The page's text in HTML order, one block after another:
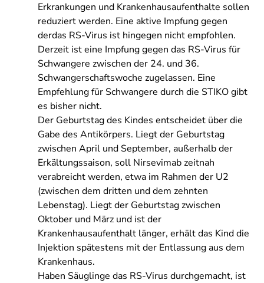
Erkrankungen und Krankenhausaufenthalte sollen
reduziert werden. Eine aktive Impfung gegen
derdas RS-Virus ist hingegen nicht empfohlen.
Derzeit ist eine Impfung gegen das RS-Virus für
Schwangere zwischen der 24. und 36.
Schwangerschaftswoche zugelassen. Eine
Empfehlung für Schwangere durch die STIKO gibt
es bisher nicht.
Der Geburtstag des Kindes entscheidet über die
Gabe des Antikörpers. Liegt der Geburtstag
zwischen April und September, außerhalb der
Erkältungssaison, soll Nirsevimab zeitnah
verabreicht werden, etwa im Rahmen der U2
(zwischen dem dritten und dem zehnten
Lebenstag). Liegt der Geburtstag zwischen
Oktober und März und ist der
Krankenhausaufenthalt länger, erhält das Kind die
Injektion spätestens mit der Entlassung aus dem
Krankenhaus.
Haben Säuglinge das RS-Virus durchgemacht, ist